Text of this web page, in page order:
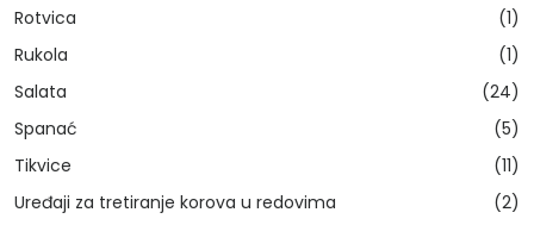
Rotvica
(1)
Rukola
(1)
Salata
(24)
Spanać
(5)
Tikvice
(11)
Uređaji za tretiranje korova u redovima
(2)